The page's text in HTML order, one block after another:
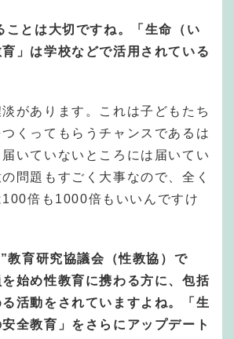
ことは大切ですね。「生命（い
」は学校などで活用されている
があります。これは子どもたち
くってもらうチャンスであるは
いていないところには届いてい
問題もすごく大事なので、全く
倍も1000倍もいいんですけ
育研究協議会（性教協）で
始め性教育に携わる方に、包括
活動をされていますよね。「生
全教育」をさらにアップデート